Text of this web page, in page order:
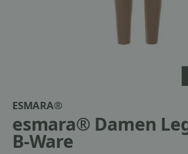
ESMARA®
esmara® Damen
B-Ware